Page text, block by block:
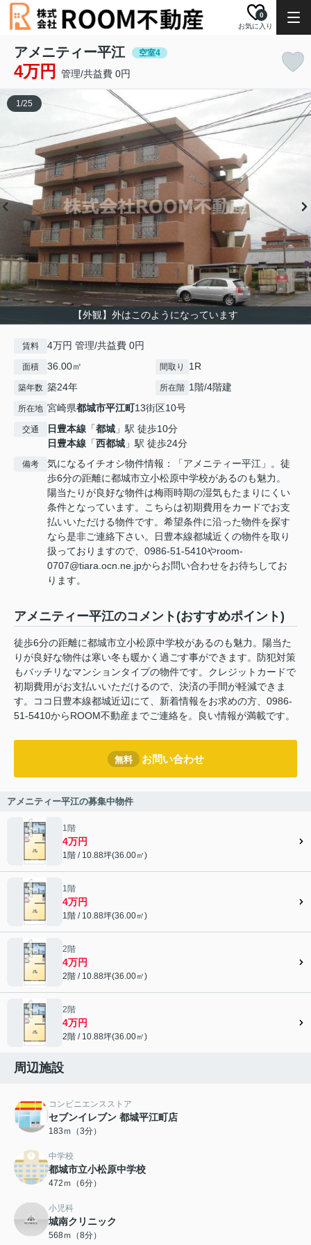
お気に入り
0
アメニティー平江 空室4
4万円 管理/共益費 0円
【外観】外はこのようになっています
1/25
賃料 4万円 管理/共益費 0円
面積 36.00㎡ 間取り 1R
築年数 築24年 所在階 1階/4階建
所在地 宮崎県都城市平江町13街区10号
交通 日豊本線 「都城 」駅 徒歩10分
日豊本線 「西都城 」駅 徒歩24分
備考
気になるイチオシ物件情報：「アメニティー平江」。徒
歩6分の距離に都城市立小松原中学校があるのも魅力。
陽当たりが良好な物件は梅雨時期の湿気もたまりにくい
条件となっています。こちらは初期費用をカードでお支
払いいただける物件です。希望条件に沿った物件を探す
なら是非ご連絡下さい。日豊本線都城近くの物件を取り
扱っておりますので、0986-51-5410やroom-
0707@tiara.ocn.ne.jpからお問い合わせをお待ちしてお
ります。
アメニティー平江のコメント(おすすめポイント)
徒歩6分の距離に都城市立小松原中学校があるのも魅力。陽当た
りが良好な物件は寒い冬も暖かく過ごす事ができます。防犯対策
もバッチリなマンションタイプの物件です。クレジットカードで
初期費用がお支払いいただけるので、決済の手間が軽減できま
す。ココ日豊本線都城近辺にて、新着情報をお求めの方、0986-
51-5410からROOM不動産までご連絡を。良い情報が満載です。
無料 お問い合わせ
アメニティー平江の募集中物件
1階
4万円
1階 / 10.88坪(36.00㎡)
1階
4万円
1階 / 10.88坪(36.00㎡)
2階
4万円
2階 / 10.88坪(36.00㎡)
2階
4万円
2階 / 10.88坪(36.00㎡)
周辺施設
コンビニエンスストア
セブンイレブン 都城平江町店
183ｍ（3分）
中学校
都城市立小松原中学校
472ｍ（6分）
小児科
城南クリニック
568ｍ（8分）